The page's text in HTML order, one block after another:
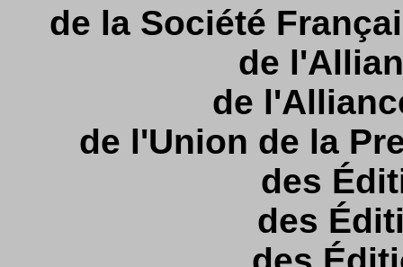
de la Société
de
de
de l'Union de la
des
des